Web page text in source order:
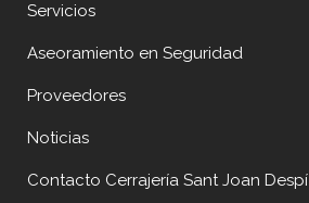
Servicios
Aseoramiento en Seguridad
Proveedores
Noticias
Contacto Cerrajería Sant Joan Despí